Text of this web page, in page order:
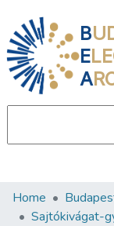
B
E
A
Communities &
Home
Sajtókivágat-